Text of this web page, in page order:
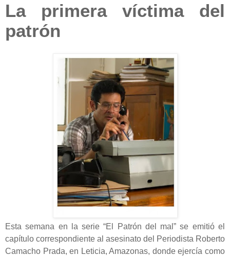
La primera víctima del
patrón
Esta semana en la serie “El Patrón del mal” se emitió el
capítulo correspondiente al asesinato del Periodista Roberto
Camacho Prada, en Leticia, Amazonas, donde ejercía como